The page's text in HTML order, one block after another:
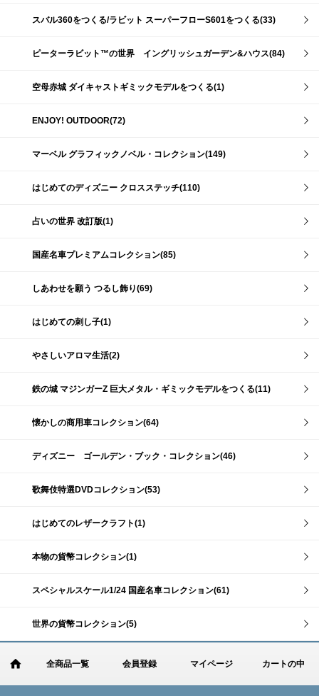
スバル360をつくる/ラビット スーパーフローS601をつくる(33)
ピーターラビット™の世界 イングリッシュガーデン&ハウス(84)
空母赤城 ダイキャストギミックモデルをつくる(1)
ENJOY! OUTDOOR(72)
マーベル グラフィックノベル・コレクション(149)
はじめてのディズニー クロスステッチ(110)
占いの世界 改訂版(1)
国産名車プレミアムコレクション(85)
しあわせを願う つるし飾り(69)
はじめての刺し子(1)
やさしいアロマ生活(2)
鉄の城 マジンガーZ 巨大メタル・ギミックモデルをつくる(11)
懐かしの商用車コレクション(64)
ディズニー ゴールデン・ブック・コレクション(46)
歌舞伎特選DVDコレクション(53)
はじめてのレザークラフト(1)
本物の貨幣コレクション(1)
スペシャルスケール1/24 国産名車コレクション(61)
世界の貨幣コレクション(5)
全商品一覧 会員登録 マイページ カートの中